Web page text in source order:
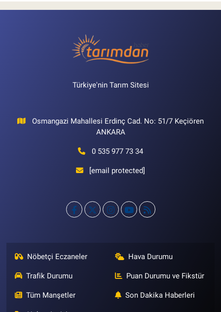
Türkiye'nin Tarım Sitesi
Osmangazi Mahallesi Erdinç Cad. No: 51/7 Keçiören
ANKARA
0 535 977 73 34
[email protected]
Nöbetçi Eczaneler Hava Durumu
Trafik Durumu Puan Durumu ve Fikstür
Tüm Manşetler Son Dakika Haberleri